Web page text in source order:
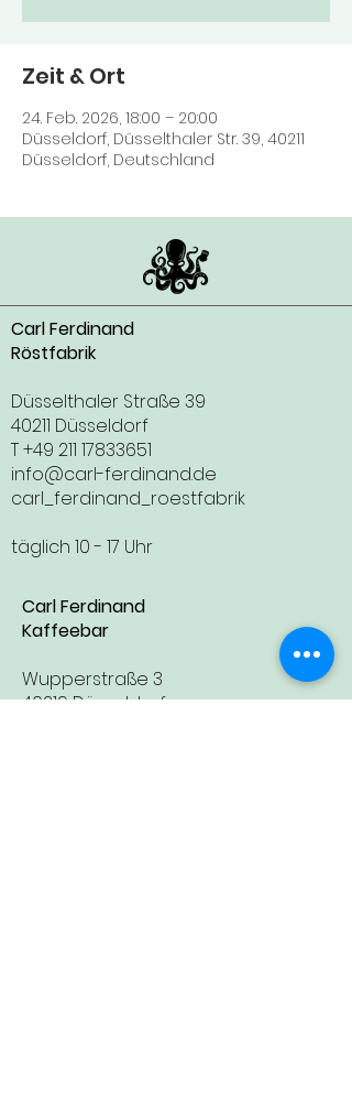
Zeit & Ort
24. Feb. 2026, 18:00 – 20:00
Düsseldorf, Düsselthaler Str. 39, 40211
Düsseldorf, Deutschland
Carl Ferdinand
Röstfabrik
Düsselthaler Straße 39
40211 Düsseldorf
T+49 211 17833651
info@carl-ferdinand.de
carl_ferdinand_roestfabrik
täglich 10 - 17 Uhr
Carl Ferdinand
Kaffeebar
Wupperstraße 3
40219 Düsseldorf